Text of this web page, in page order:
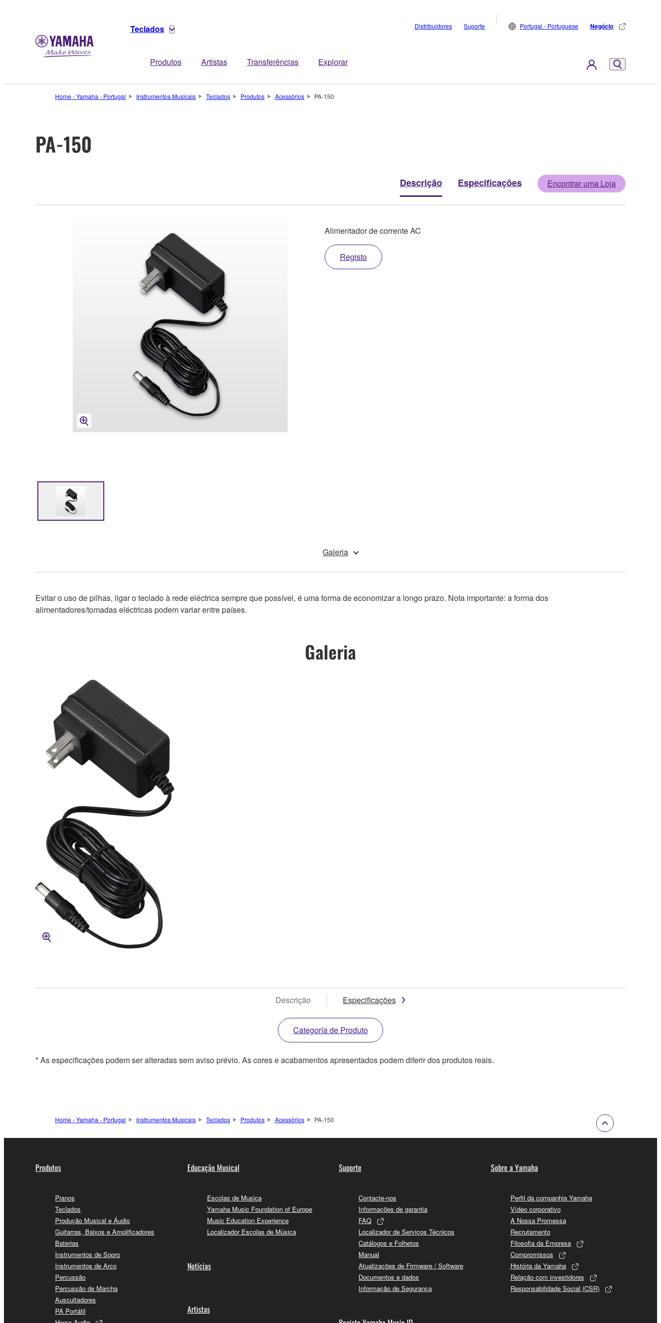
Teclados
Produtos Artistas Transferências Explorar
Distribuidores Suporte Portugal - Portuguese Negócio
Home - Yamaha - Portugal Instrumentos Musicais Teclados Produtos Acessórios PA-150
PA-150
Descrição Especificações Encontrar uma Loja
Alimentador de corrente AC
Registo
Galeria
Evitar o uso de pilhas, ligar o teclado à rede eléctrica sempre que possível, é uma forma de economizar a longo prazo. Nota importante: a forma dos
alimentadores/tomadas eléctricas podem variar entre países.
Galeria
Descrição Especificações
Categoría de Produto
* As especificações podem ser alteradas sem aviso prévio. As cores e acabamentos apresentados podem diferir dos produtos reais.
Home - Yamaha - Portugal Instrumentos Musicais Teclados Produtos Acessórios PA-150
Produtos
Pianos
Teclados
Produção Musical e Áudio
Guitarras, Baixos e Amplificadores
Baterias
Instrumentos de Sopro
Instrumentos de Arco
Percussão
Percussão de Marcha
Auscultadores
PA Portátil
Educação Musical
Escolas de Musica
Yamaha Music Foundation of Europe
Music Education Experience
Localizador Escolas de Música
Notícias
Artistas
Suporte
Contacte-nos
Informações de garantia
FAQ
Localizador de Serviços Técnicos
Catálogos e Folhetos
Manual
Atualizações de Firmware / Software
Documentos e dados
Informação de Segurança
Sobre a Yamaha
Perfil da companhia Yamaha
Vídeo corporativo
A Nossa Promessa
Recrutamento
Filosofia da Empresa
Compromissos
História da Yamaha
Relação com investidores
Responsabilidade Social (CSR)